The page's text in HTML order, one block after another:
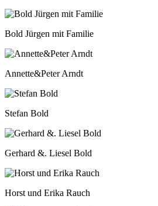
Bold Jürgen mit Familie
Annette&Peter Arndt
Stefan Bold
Gerhard &. Liesel Bold
Horst und Erika Rauch